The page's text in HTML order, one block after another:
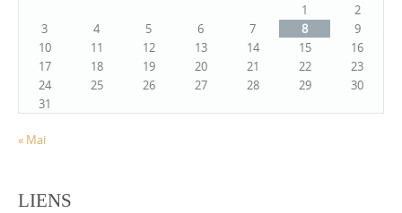
1
2
3
4 5 6 7 8
9
10
11 12 13 14 15
16
17
18 19 20 21 22
23
24
25 26 27 28 29
30
31
« Mai
LIENS